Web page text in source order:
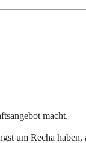
macht,
um Recha